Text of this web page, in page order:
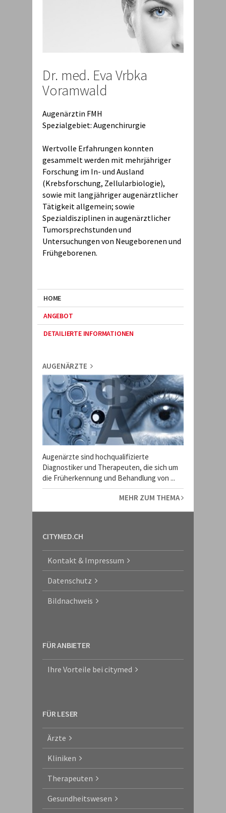
Dr. med. Eva Vrbka
Voramwald
Augenärztin FMH
Spezialgebiet: Augenchirurgie
Wertvolle Erfahrungen konnten
gesammelt werden mit mehrjähriger
Forschung im In- und Ausland
(Krebsforschung, Zellularbiologie),
sowie mit langjähriger augenärztlicher
Tätigkeit allgemein; sowie
Spezialdisziplinen in augenärztlicher
Tumorsprechstunden und
Untersuchungen von Neugeborenen und
Frühgeborenen.
HOME
ANGEBOT
DETAILIERTE INFORMATIONEN
AUGENÄRZTE
Augenärzte sind hochqualifizierte
Diagnostiker und Therapeuten, die sich um
die Früherkennung und Behandlung von ...
MEHR ZUM THEMA
CITYMED.CH
Kontakt & Impressum
Datenschutz
Bildnachweis
FÜR ANBIETER
Ihre Vorteile bei citymed
FÜR LESER
Ärzte
Kliniken
Therapeuten
Gesundheitswesen